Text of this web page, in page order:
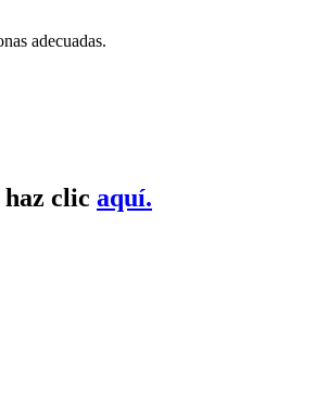
adecuadas.
haz clic aquí.